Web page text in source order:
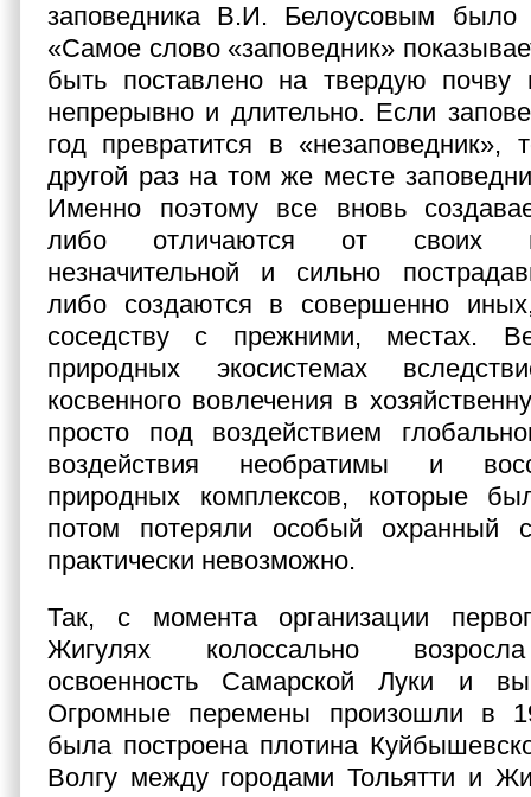
заповедника В.И. Белоусовым было
«Самое слово «заповедник»
быть поставлено на твердую почву
непрерывно и длительно. Если
год превратится в
другой раз на том же месте
Именно поэтому все вновь
либо отличаются от своих
незначительной и сильно
либо создаются в совершенно
соседству с прежними, местах.
природных экосистемах
косвенного вовлечения в
просто под воздействием
воздействия необратимы и
природных комплексов, которые
потом потеряли особый охранный
практически невозможно.
Так, с момента организации
Жигулях колоссально
освоенность Самарской Луки и
Огромные перемены произошли в
была построена плотина
Волгу между городами Тольятти и